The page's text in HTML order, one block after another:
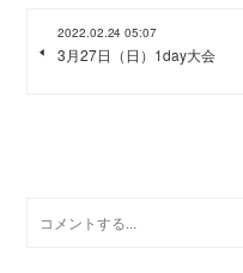
2022.02.24 05:07
3月27日（日）1day大会